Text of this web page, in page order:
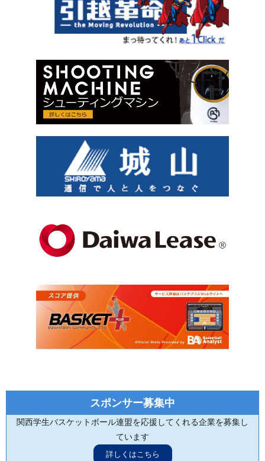
スポンサー募集中
関西学生バスケットボール連盟を応援してくれる企業を募集し
ています
詳しくはこちら